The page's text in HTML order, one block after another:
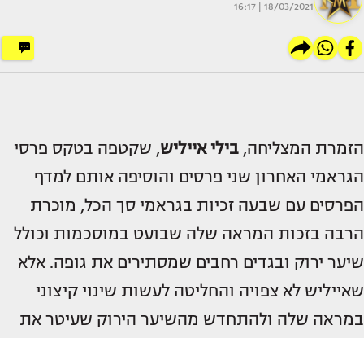
18/03/2021 | 16:17
הזמרת המצליחה, בילי אייליש, שקטפה בטקס פרסי
הגראמי האחרון שני פרסים והוסיפה אותם למדף
הפרסים עם שבעה זכיות בגראמי סך הכל, מוכרת
הרבה בזכות המראה שלה שבועט במוסכמות וכולל
שיער ירוק ובגדים רחבים שמסתירים את גופה. אלא
שאייליש לא צפויה והחליטה לעשות שינוי קיצוני
במראה שלה ולהתחדש מהשיער הירוק שעיטר את